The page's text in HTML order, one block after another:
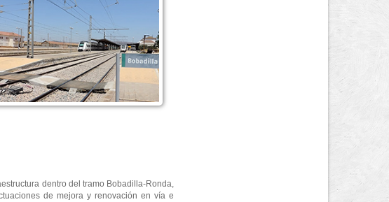
dentro del tramo Bobadilla-Ronda,
de mejora y renovación en vía e